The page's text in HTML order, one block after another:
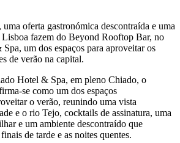
oferta gastronómica descontraída e uma
fazem do Beyond Rooftop Bar, no
um dos espaços para aproveitar os
de verão na capital.
Hotel & Spa, em pleno Chiado, o
se como um dos espaços
o verão, reunindo uma vista
e o rio Tejo, cocktails de assinatura, uma
e um ambiente descontraído que
de tarde e as noites quentes.